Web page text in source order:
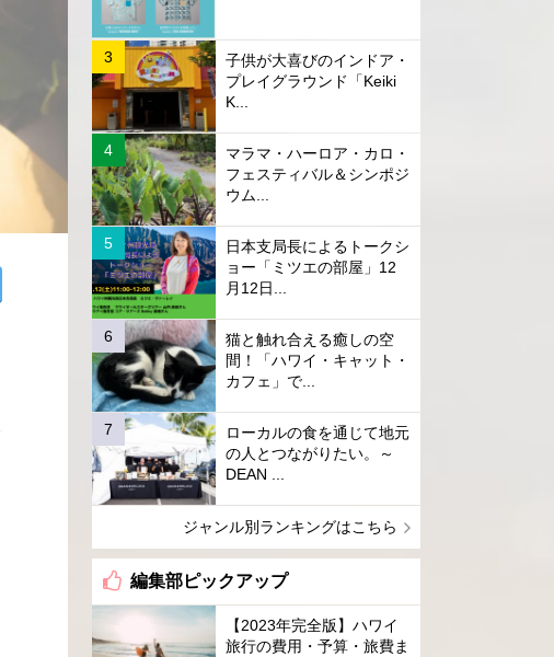
子供が大喜びのインドア・
プレイグラウンド「Keiki
K...
マラマ・ハーロア・カロ・
フェスティバル＆シンポジ
ウム...
日本支局長によるトークシ
ョー「ミツエの部屋」12
月12日...
猫と触れ合える癒しの空
間！「ハワイ・キャット・
カフェ」で...
ローカルの食を通じて地元
の人とつながりたい。～
DEAN ...
ジャンル別ランキングはこちら
編集部ピックアップ
【2023年完全版】ハワイ
旅行の費用・予算・旅費ま